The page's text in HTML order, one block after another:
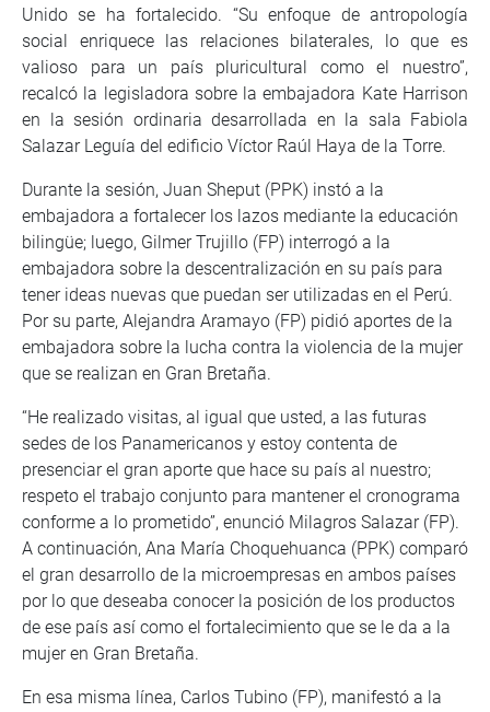
Unido se ha fortalecido. “Su enfoque de antropología
social enriquece las relaciones bilaterales, lo que es
valioso para un país pluricultural como el nuestro”,
recalcó la legisladora sobre la embajadora Kate Harrison
en la sesión ordinaria desarrollada en la sala Fabiola
Salazar Leguía del edificio Víctor Raúl Haya de la Torre.
Durante la sesión, Juan Sheput (PPK) instó a la
embajadora a fortalecer los lazos mediante la educación
bilingüe; luego, Gilmer Trujillo (FP) interrogó a la
embajadora sobre la descentralización en su país para
tener ideas nuevas que puedan ser utilizadas en el Perú.
Por su parte, Alejandra Aramayo (FP) pidió aportes de la
embajadora sobre la lucha contra la violencia de la mujer
que se realizan en Gran Bretaña.
“He realizado visitas, al igual que usted, a las futuras
sedes de los Panamericanos y estoy contenta de
presenciar el gran aporte que hace su país al nuestro;
respeto el trabajo conjunto para mantener el cronograma
conforme a lo prometido”, enunció Milagros Salazar (FP).
A continuación, Ana María Choquehuanca (PPK) comparó
el gran desarrollo de la microempresas en ambos países
por lo que deseaba conocer la posición de los productos
de ese país así como el fortalecimiento que se le da a la
mujer en Gran Bretaña.
En esa misma línea, Carlos Tubino (FP), manifestó a la